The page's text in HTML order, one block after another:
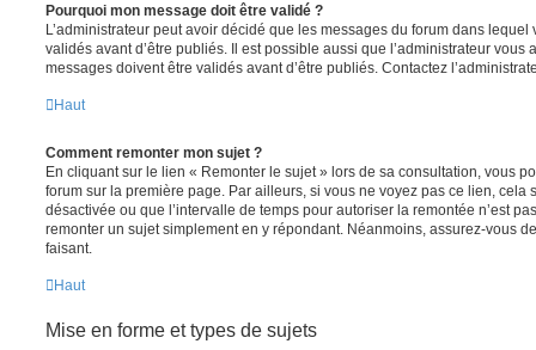
Pourquoi mon message doit être validé ?
L’administrateur peut avoir décidé que les messages du forum dans lequel
validés avant d’être publiés. Il est possible aussi que l’administrateur vous
messages doivent être validés avant d’être publiés. Contactez
Haut
Comment remonter mon sujet ?
En cliquant sur le lien « Remonter le sujet » lors de sa consultation, vous
forum sur la première page. Par ailleurs, si vous ne voyez pas ce lien, cela
désactivée ou que l’intervalle de temps pour autoriser la remontée n’est
remonter un sujet simplement en y répondant. Néanmoins, assurez-vous
faisant.
Haut
Mise en forme et types de sujets